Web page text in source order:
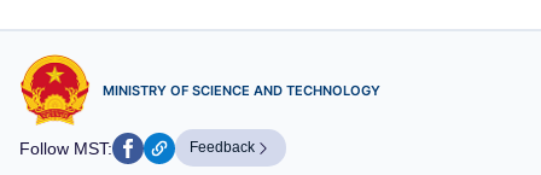
MINISTRY OF SCIENCE AND TECHNOLOGY
Follow MST: Feedback